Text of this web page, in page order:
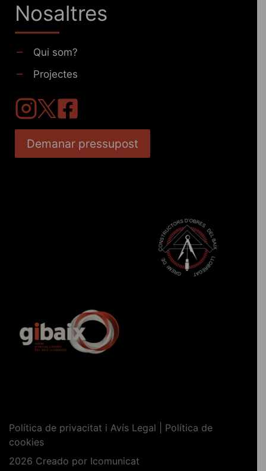
Nosaltres
Qui som?
Projectes
Demanar pressupost
Política de privacitat i Avís Legal | Política de
cookies
2026 Creado por Icomunicat